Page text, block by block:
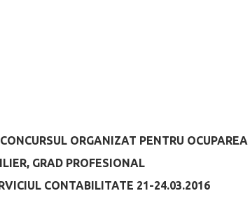
ORGANIZAT PENTRU OCUPAREA
GRAD PROFESIONAL
CONTABILITATE 21-24.03.2016